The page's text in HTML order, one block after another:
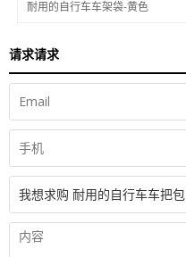
耐用的自行车车架袋-黄色
请求请求